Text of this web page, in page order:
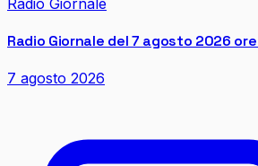
Radio Giornale del 7 agosto 2026
7 agosto 2026